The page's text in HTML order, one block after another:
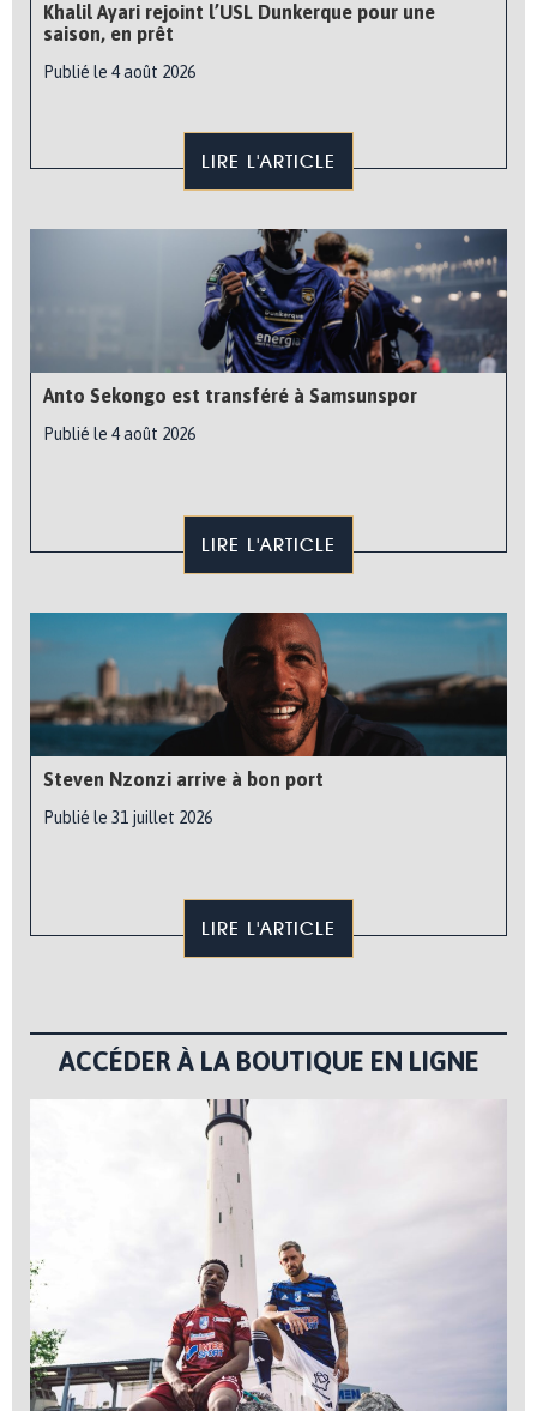
Khalil Ayari rejoint l’USL Dunkerque pour une
saison, en prêt
Publié le 4 août 2026
LIRE L'ARTICLE
Anto Sekongo est transféré à Samsunspor
Publié le 4 août 2026
LIRE L'ARTICLE
Steven Nzonzi arrive à bon port
Publié le 31 juillet 2026
LIRE L'ARTICLE
ACCÉDER À LA BOUTIQUE EN LIGNE